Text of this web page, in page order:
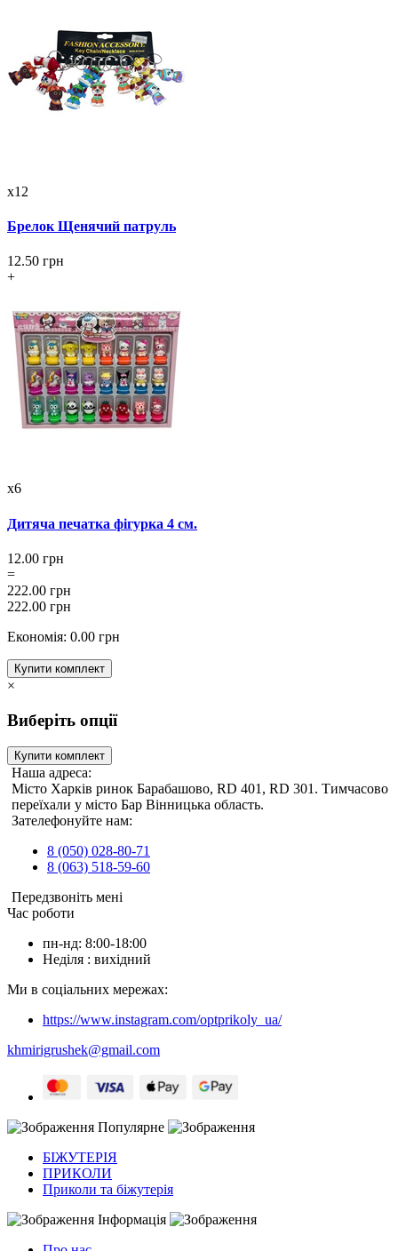
x12
Брелок Щенячий патруль
12.50 грн
+
x6
Дитяча печатка фігурка 4 см.
12.00 грн
=
222.00 грн
222.00 грн
Економія: 0.00 грн
Купити комплект
×
Виберіть опції
Купити комплект
Наша адреса:
Місто Харків ринок Барабашово, RD 401, RD 301. Тимчасово
переїхали у місто Бар Вінницька область.
Зателефонуйте нам:
8 (050) 028-80-71
8 (063) 518-59-60
Передзвоніть мені
Час роботи
пн-нд: 8:00-18:00
Неділя : вихідний
Ми в соціальних мережах:
https://www.instagram.com/optprikoly_ua/
khmirigrushek@gmail.com
Популярне
БІЖУТЕРІЯ
ПРИКОЛИ
Приколи та біжутерія
Інформація